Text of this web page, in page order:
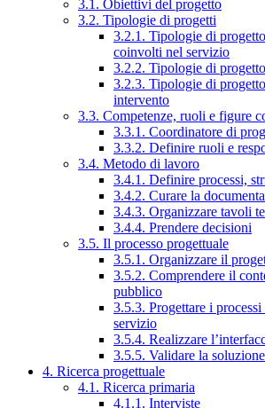
3.1. Obiettivi del progetto
3.2. Tipologie di progetti
3.2.1. Tipologie di
coinvolti nel servizio
3.2.2. Tipologie di
3.2.3. Tipologie di
intervento
3.3. Competenze, ruoli e figure
3.3.1. Coordinatore di
3.3.2. Definire ruoli e
3.4. Metodo di lavoro
3.4.1. Definire processi,
3.4.2. Curare la
3.4.3. Organizzare tavoli
3.4.4. Prendere decisioni
3.5. Il processo progettuale
3.5.1. Organizzare il
3.5.2. Comprendere il
pubblico
3.5.3. Progettare i processi
servizio
3.5.4. Realizzare
3.5.5. Validare la
4. Ricerca progettuale
4.1. Ricerca primaria
4.1.1. Interviste